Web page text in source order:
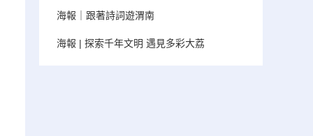
海報｜跟著詩詞遊渭南
海報 | 探索千年文明 遇見多彩大荔